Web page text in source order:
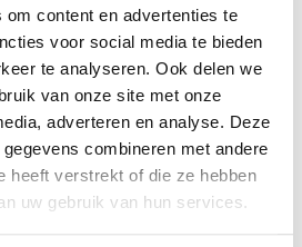
om content en advertenties te
voor social media te bieden
te analyseren. Ook delen we
van onze site met onze
adverteren en analyse. Deze
combineren met andere
heeft verstrekt of die ze hebben
uw gebruik van hun services.